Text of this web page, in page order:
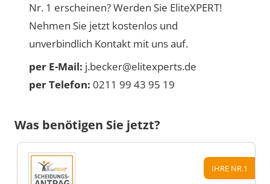
Nr. 1 erscheinen? Werden Sie EliteXPERT!
Nehmen Sie jetzt kostenlos und
unverbindlich Kontakt mit uns auf.
per E-Mail: j.becker@elitexperts.de
per Telefon: 0211 99 43 95 19
Was benötigen Sie jetzt?
IHRE NR.1